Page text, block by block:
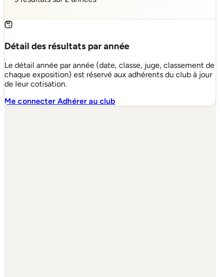
Détail des résultats par année
Le détail année par année (date, classe, juge, classement de
chaque exposition) est réservé aux adhérents du club à jour
de leur cotisation.
Me connecterAdhérer au club